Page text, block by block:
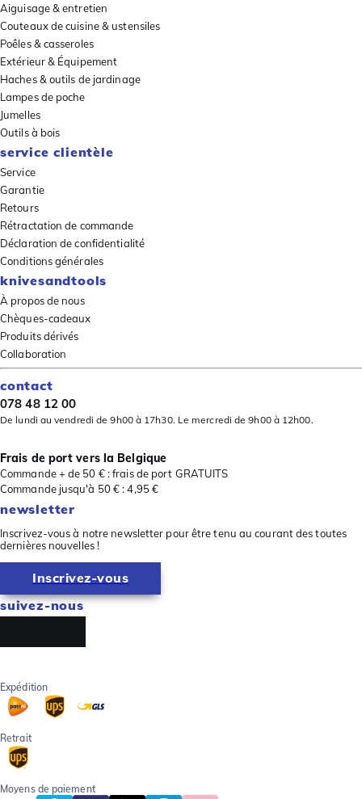
Aiguisage & entretien
Couteaux de cuisine & ustensiles
Poêles & casseroles
Extérieur & Équipement
Haches & outils de jardinage
Lampes de poche
Jumelles
Outils à bois
service clientèle
Service
Garantie
Retours
Rétractation de commande
Déclaration de confidentialité
Conditions générales
knivesandtools
À propos de nous
Chèques-cadeaux
Produits dérivés
Collaboration
contact
078 48 12 00
De lundi au vendredi de 9h00 à 17h30. Le mercredi de 9h00 à 12h00.
Frais de port vers la Belgique
Commande + de 50 € : frais de port GRATUITS
Commande jusqu'à 50 € : 4,95 €
newsletter
Inscrivez-vous à notre newsletter pour être tenu au courant des toutes
dernières nouvelles !
Inscrivez-vous
suivez-nous
Expédition
Retrait
Moyens de paiement